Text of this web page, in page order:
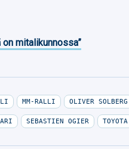
mitalikunnossa”
MM-RALLI OLIVER SOLBERG
SEBASTIEN OGIER TOYOTA